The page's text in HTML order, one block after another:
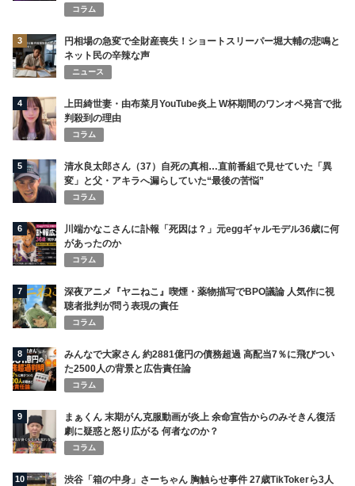
コラム
3
円相場の急変で全財産喪失！ショートスリーパー堀大輔の悲鳴と
ネット民の辛辣な声
ニュース
4
上田綺世妻・由布菜月YouTube炎上 W杯期間のワンオペ発言で批
判殺到の理由
コラム
5
清水良太郎さん（37）自死の真相…直前番組で見せていた「異
変」と父・アキラへ漏らしていた“最後の苦悩”
コラム
6
川端かなこさんに訃報「死因は？」元eggギャルモデル36歳に何
があったのか
コラム
7
深夜アニメ『ヤニねこ』喫煙・薬物描写でBPO議論 人気作に視
聴者批判が問う表現の責任
コラム
8
みんなで大家さん 約2881億円の債務超過 高配当7％に飛びつい
た2500人の背景と広告責任論
コラム
9
まぁくん 末期がん克服動画が炎上 余命宣告からのみそきん復活
劇に疑惑と怒り広がる 何者なのか？
コラム
10
渋谷「箱の中身」さーちゃん 胸触らせ事件 27歳TikTokerら3人